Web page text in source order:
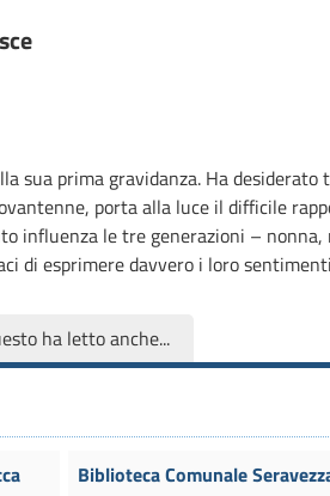
sua prima gravidanza. Ha desiderato
porta alla luce il difficile
influenza le tre generazioni –
di esprimere davvero i loro
ha letto anche...
Biblioteca Comunale